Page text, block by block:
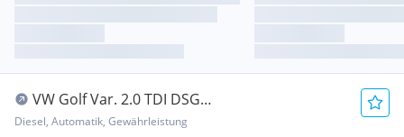
VW Golf Var. 2.0 TDI DSG
ASSIST+LED+NAVI+RADAR+LM
Diesel, Automatik, Gewährleistung